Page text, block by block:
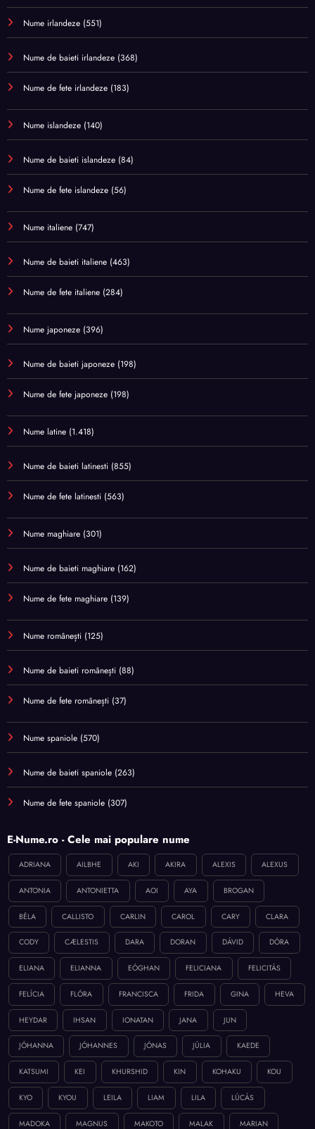
Nume irlandeze (551)
Nume de baieti irlandeze (368)
Nume de fete irlandeze (183)
Nume islandeze (140)
Nume de baieti islandeze (84)
Nume de fete islandeze (56)
Nume italiene (747)
Nume de baieti italiene (463)
Nume de fete italiene (284)
Nume japoneze (396)
Nume de baieti japoneze (198)
Nume de fete japoneze (198)
Nume latine (1.418)
Nume de baieti latinesti (855)
Nume de fete latinesti (563)
Nume maghiare (301)
Nume de baieti maghiare (162)
Nume de fete maghiare (139)
Nume românești (125)
Nume de baieti românești (88)
Nume de fete românești (37)
Nume spaniole (570)
Nume de baieti spaniole (263)
Nume de fete spaniole (307)
E-Nume.ro - Cele mai populare nume
ADRIANA AILBHE AKI AKIRA ALEXIS ALEXUS
ANTONIA ANTONIETTA AOI AYA BROGAN
BÉLA CALLISTO CARLIN CAROL CARY CLARA
CODY CÆLESTIS DARA DORAN DÁVID DÓRA
ELIANA ELIANNA EÓGHAN FELICIANA FELICITÁS
FELÍCIA FLÓRA FRANCISCA FRIDA GINA HEVA
HEYDAR IHSAN IONATAN JANA JUN
JÓHANNA JÓHANNES JÓNAS JÚLIA KAEDE
KATSUMI KEI KHURSHID KIN KOHAKU KOU
KYO KYOU LEILA LIAM LILA LÚCÁS
MADOKA MAGNUS MAKOTO MALAK MARIAN